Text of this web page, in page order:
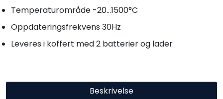
Temperaturområde -20...1500°C
Oppdateringsfrekvens 30Hz
Leveres i koffert med 2 batterier og lader
Beskrivelse